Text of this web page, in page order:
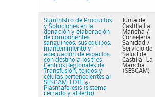
Suministro de Productos
y Soluciones en la
donación y elaboración
de componentes
sanguíneos, sus equipos,
mantenimiento y
adecuación de espacios,
con destino a los tres
Centros Regionales de
Transfusión, tejidos y
células pertenecientes al
SESCAM. LOTE 6:
Plasmaferesis (sistema
cerrado y abierto)
Junta de
Castilla La
Mancha /
Consejería
Sanidad /
Servicio de
Salud de
Castilla- La
Mancha
(SESCAM)